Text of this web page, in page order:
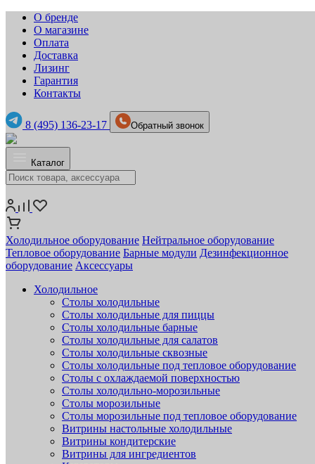
О бренде
О магазине
Оплата
Доставка
Лизинг
Гарантия
Контакты
8 (495) 136-23-17 Обратный звонок
Каталог
Холодильное оборудование Нейтральное оборудование
Тепловое оборудование Барные модули Дезинфекционное
оборудование Аксессуары
Холодильное
Столы холодильные
Столы холодильные для пиццы
Столы холодильные барные
Столы холодильные для салатов
Столы холодильные сквозные
Столы холодильные под тепловое оборудование
Столы с охлаждаемой поверхностью
Столы холодильно-морозильные
Столы морозильные
Столы морозильные под тепловое оборудование
Витрины настольные холодильные
Витрины кондитерские
Витрины для ингредиентов